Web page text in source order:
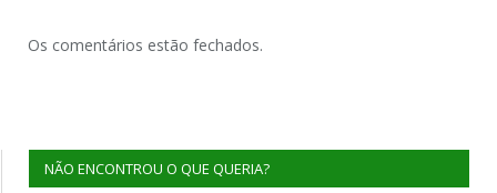
Os comentários estão fechados.
NÃO ENCONTROU O QUE QUERIA?